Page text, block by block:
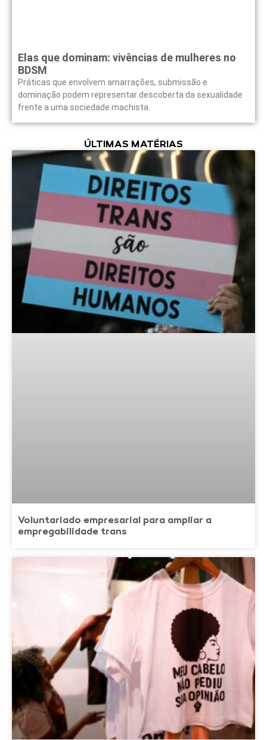
Elas que dominam: vivências de mulheres no
BDSM
Práticas que envolvem amarrações, submissão e
dominação podem representar descoberta da sexualidade
frente a uma sociedade machista.
ÚLTIMAS MATÉRIAS
Voluntariado empresarial para ampliar a
empregabilidade trans